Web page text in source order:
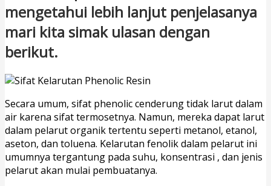
mengetahui lebih lanjut penjelasanya
mari kita simak ulasan dengan
berikut.
Secara umum, sifat phenolic cenderung tidak larut dalam
air karena sifat termosetnya. Namun, mereka dapat larut
dalam pelarut organik tertentu seperti metanol, etanol,
aseton, dan toluena. Kelarutan fenolik dalam pelarut ini
umumnya tergantung pada suhu, konsentrasi , dan jenis
pelarut akan mulai pembuatanya.